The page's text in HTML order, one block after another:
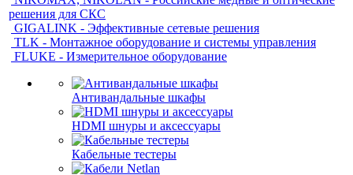
решения для СКС
GIGALINK - Эффективные сетевые решения
TLK - Монтажное оборудование и системы управления
FLUKE - Измерительное оборудование
Антивандальные шкафы
HDMI шнуры и аксессуары
Кабельные тестеры